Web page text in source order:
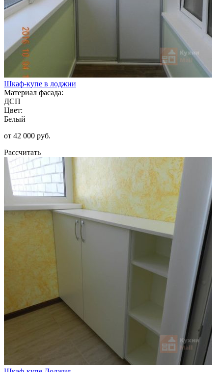
Шкаф-купе в лоджии
Материал фасада:
ДСП
Цвет:
Белый
от 42 000 руб.
Рассчитать